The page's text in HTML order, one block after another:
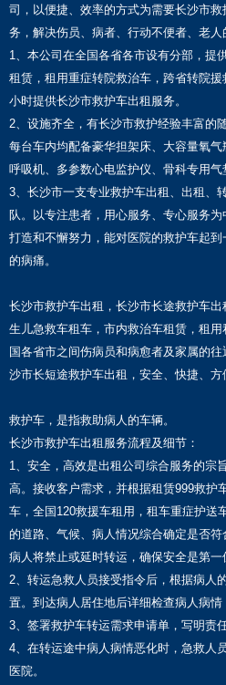
司，以便捷、效率的方式为需要长沙市
务，解决伤员、病者、行动不便者、老人
1、本公司在全国各省各市设有分部，提
租赁，租用重症转院救治车，跨省转院
小时提供长沙市救护车出租服务。
2、设施齐全，有长沙市救护经验丰富的
每台车内均配备豪华担架床、大容量氧
呼吸机、多参数心电监护仪、骨科专用气
3、长沙市一支专业救护车出租、出租、
队。以专注患者，用心服务、专心服务
打造和不懈努力，能对医院的救护车起
的病痛。
长沙市救护车出租，长沙市长途救护车
生儿急救车租车，市内救治车租赁，租
国各省市之间伤病员和病愈者及家属的
沙市长短途救护车出租，安全、快捷、方
救护车，是指救助病人的车辆。
长沙市救护车出租服务流程及细节：
1、安全，高效是出租公司综合服务的宗
高。接收客户需求，并根据租赁999救护
车，全国120救援车租用，租车重症护送
的道路、气候、病人情况综合确定是否
病人将禁止或延时转运，确保安全是第一
2、转运急救人员接受指令后，根据病人
置。到达病人居住地后详细检查病人病情
3、签署救护车转运需求申请单，写明责任
4、在转运途中病人病情恶化时，急救人
医院。